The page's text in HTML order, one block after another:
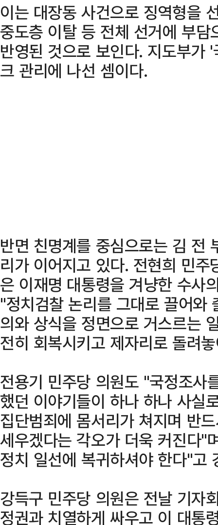
이는 대장동 사건으로 징역형을
중도층 이탈 등 전체 선거에 부
반영된 것으로 보인다. 지도부가
크 관리에 나선 셈이다.
반면 친명계를 중심으로는 김 전
리가 이어지고 있다. 전현희 민
은 이재명 대통령을 겨냥한 수사
"정치검찰 논리를 그대로 끌어와
의와 상식을 정면으로 거스르는
전히 회복시키고 제자리로 돌려
전용기 민주당 의원도 "국정조사
했던 이야기들이 하나 하나 사실
집단범죄에 몸서리가 쳐지며 반
세우겠다는 각오가 더욱 커진다"
정치 일선에 복귀하셔야 한다"고
강득구 민주당 의원은 전날 기자
정권과 치열하게 싸우고 이 대통